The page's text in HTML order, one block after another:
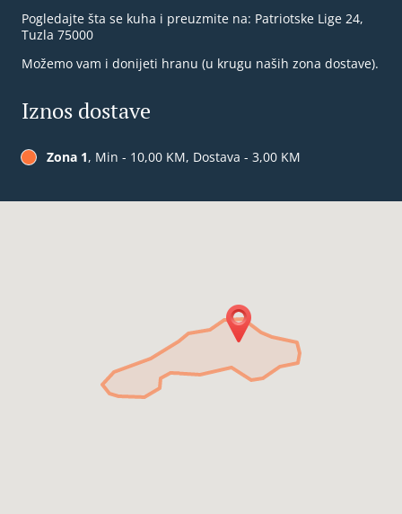
Pogledajte šta se kuha i preuzmite na: Patriotske Lige 24,
Tuzla 75000
Možemo vam i donijeti hranu (u krugu naših zona dostave).
Iznos dostave
Zona 1, Min - 10,00 KM, Dostava - 3,00 KM